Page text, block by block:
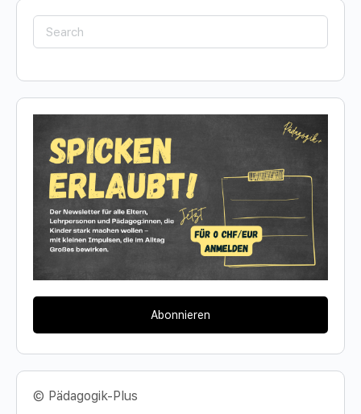
Search
for:
Abonnieren
© Pädagogik-Plus